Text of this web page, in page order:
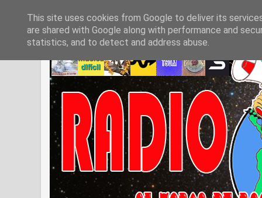
This site uses cookies from Google to deliver its
are shared with Google along with performance and
statistics, and to detect and address abuse.